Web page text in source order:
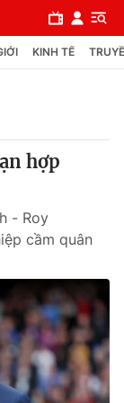
KINH TẾ
hợp
- Roy
cầm quân